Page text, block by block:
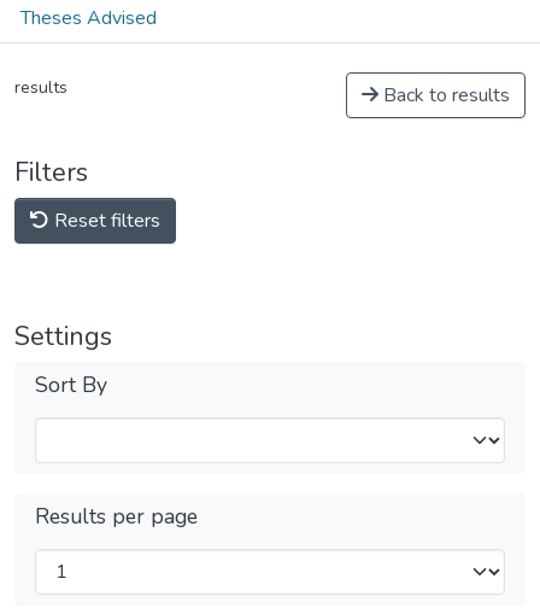
Theses Advised
results Back to results
Filters
Reset filters
Settings
Sort By
Results per page